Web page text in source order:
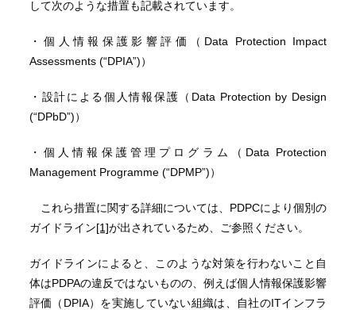
して次のような措置も記載されています。
・個人情報保護影響評価（Data Protection Impact
Assessments (“DPIA”)）
・設計による個人情報保護（Data Protection by Design
(“DPbD”)）
・個人情報保護管理プログラム（Data Protection
Management Programme (“DPMP”)）
これら措置に関する詳細については、PDPCにより個別の
ガイドライン[1]が出されているため、ご参照ください。
ガイドラインによると、このような対策を行わないこと自
体はPDPAの違反ではないものの、例えば個人情報保護影響
評価（DPIA）を実施していない組織は、自社のITインフラ